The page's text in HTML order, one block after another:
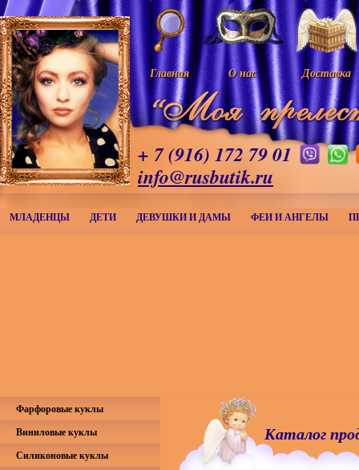
Главная О нас Доставка
+ 7 (916) 172 79 01
info@rusbutik.ru
МЛАДЕНЦЫ ДЕТИ ДЕВУШКИ И ДАМЫ ФЕИ И АНГЕЛЫ
Каталог
Фарфоровые куклы
Виниловые куклы
Силиконовые куклы